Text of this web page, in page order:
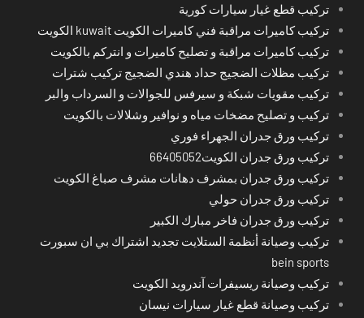
تركيب قطع غيار سيارات كورية
تركيب كاميرات مراقبة فني كاميرات الكويت kuwait الكويت
تركيب كاميرات مراقبة و تصليح كاميرات و انتركم بالكويت
تركيب مظلات الضجيج حداد هندي الضجيج تركيب شترات
تركيب مقويات شبكة و سيرفس للجوالات و السرداب والبر
تركيب و تصليح مضخات مياه و نوافير وشلالات بالكويت
تركيب ورق جدران الجهراء فوري
تركيب ورق جدران الكويت66405052
تركيب ورق جدران بمشرف دهانات مشرف صباغ الكويت
تركيب ورق جدران حولي
تركيب ورق جدران فاخر مبارك الكبير
تركيب وصيانة أنظمة الستلايت تجديد اشتراك بي ان سبورت
bein sports
تركيب وصيانة ريسيفرات آندرويد الكويت
تركيب وصيانة قطع غيار سيارات نيسان